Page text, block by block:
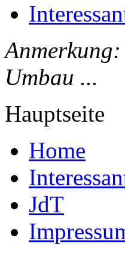
Umbau ...
Hauptseite
Home
JdT